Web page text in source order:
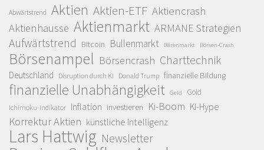
Abwärtstrend Aktien Aktien-ETF Aktiencrash
Aktienhausse Aktienmarkt ARMANE Strategien
Aufwärtstrend Bitcoin Bullenmarkt Bärenmarkt Börsen-Crash
Börsenampel Börsencrash Charttechnik
Deutschland Disruption durch KI Donald Trump finanzielle Bildung
finanzielle Unabhängigkeit Geld Gold
Ichimoku-Indikator Inflation investieren Ki-Boom KI-Hype
Korrektur Aktien künstliche Intelligenz
Lars Hattwig Newsletter